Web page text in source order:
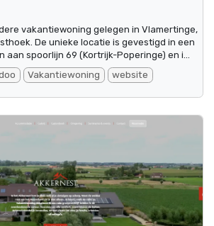
vakantiewoning gelegen in Vlamertinge,
De unieke locatie is gevestigd in een
aan spoorlijn 69 (Kortrijk-Poperinge) en i...
Vakantiewoning website